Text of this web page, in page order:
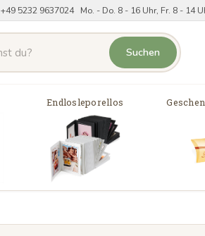
+49 5232 9637024 Mo. - Do. 8 - 16 Uhr, Fr. 8 - 14
Suchen
Endlosleporellos